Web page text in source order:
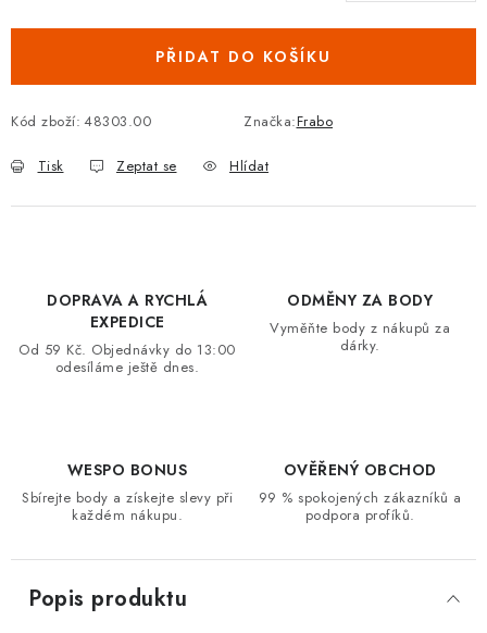
ZNAČKY
Kontakt
Obchodní podmínky
Podmínky ochrany osobních údajů
Moje objednávka
PŘIDAT DO KOŠÍKU
Kód zboží: 48303.00 Značka:Frabo
Tisk Zeptat se Hlídat
DOPRAVA A RYCHLÁ
EXPEDICE
Od 59 Kč. Objednávky do 13:00
odesíláme ještě dnes.
ODMĚNY ZA BODY
Vyměňte body z nákupů za
dárky.
WESPO BONUS
Sbírejte body a získejte slevy při
každém nákupu.
OVĚŘENÝ OBCHOD
99 % spokojených zákazníků a
podpora profíků.
Popis produktu